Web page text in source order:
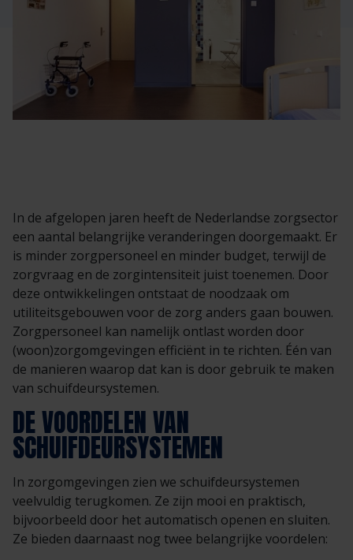
In de afgelopen jaren heeft de Nederlandse zorgsector
een aantal belangrijke veranderingen doorgemaakt. Er
is minder zorgpersoneel en minder budget, terwijl de
zorgvraag en de zorgintensiteit juist toenemen. Door
deze ontwikkelingen ontstaat de noodzaak om
utiliteitsgebouwen voor de zorg anders gaan bouwen.
Zorgpersoneel kan namelijk ontlast worden door
(woon)zorgomgevingen efficiënt in te richten. Één van
de manieren waarop dat kan is door gebruik te maken
van schuifdeursystemen.
DE VOORDELEN VAN
SCHUIFDEURSYSTEMEN
In zorgomgevingen zien we schuifdeursystemen
veelvuldig terugkomen. Ze zijn mooi en praktisch,
bijvoorbeeld door het automatisch openen en sluiten.
Ze bieden daarnaast nog twee belangrijke voordelen: